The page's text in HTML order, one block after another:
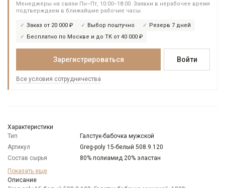
Менеджеры на связи Пн–Пт, 10:00–18:00. Заявки в нерабочее время
подтверждаем в ближайшие рабочие часы.
Заказ от 20 000 ₽ Выбор поштучно
Резерв 7 дней
Бесплатно по Москве и до ТК от 40 000 ₽
Зарегистрироваться Войти
Все условия сотрудничества
Характеристики
Тип
Галстук-бабочка мужской
Артикул
Greg-poly 15-белый 508.9.120
Состав сырья
80% полиамид 20% эластан
Бренд
Модель
Показать еще
Описание